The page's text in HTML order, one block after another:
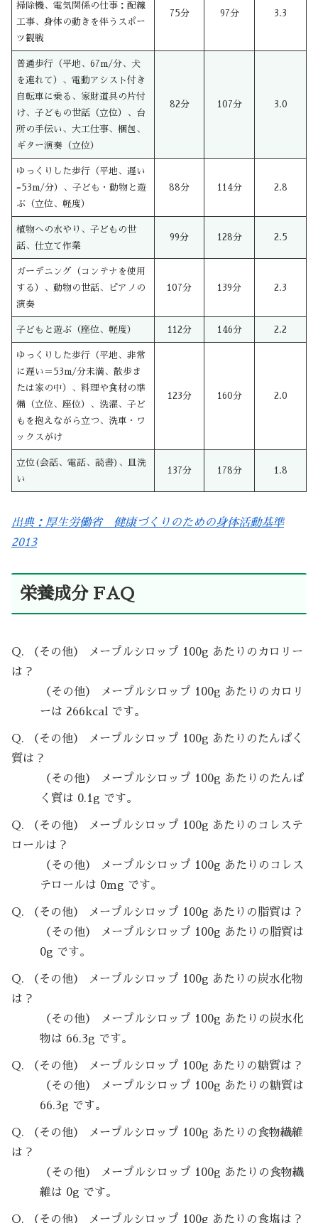
掃除機、電気関係の仕事：配線
工事、身体の動きを伴うスポー
ツ観戦
75分 97分 3.3
普通歩行（平地、67m/分、犬
を連れて）、電動アシスト付き
自転車に乗る、家財道具の片付
け、子どもの世話（立位）、台
所の手伝い、大工仕事、梱包、
ギター演奏（立位）
82分 107分 3.0
ゆっくりした歩行（平地、遅い
=53m/分）、子ども・動物と遊
ぶ（立位、軽度）
88分 114分 2.8
植物への水やり、子どもの世
話、仕立て作業
99分 128分 2.5
ガーデニング（コンテナを使用
する）、動物の世話、ピアノの
演奏
107分 139分 2.3
子どもと遊ぶ（座位、軽度） 112分 146分 2.2
ゆっくりした歩行（平地、非常
に遅い＝53m/分未満、散歩ま
たは家の中）、料理や食材の準
備（立位、座位）、洗濯、子ど
もを抱えながら立つ、洗車・ワ
ックスがけ
123分 160分 2.0
立位(会話、電話、読書)、皿洗
い
137分 178分 1.8
出典：厚生労働省 健康づくりのための身体活動基準
2013
栄養成分 FAQ
Q. （その他） メープルシロップ 100g あたりのカロリー
は？
（その他） メープルシロップ 100g あたりのカロリ
ーは 266kcal です。
Q. （その他） メープルシロップ 100g あたりのたんぱく
質は？
（その他） メープルシロップ 100g あたりのたんぱ
く質は 0.1g です。
Q. （その他） メープルシロップ 100g あたりのコレステ
ロールは？
（その他） メープルシロップ 100g あたりのコレス
テロールは 0mg です。
Q. （その他） メープルシロップ 100g あたりの脂質は？
（その他） メープルシロップ 100g あたりの脂質は
0g です。
Q. （その他） メープルシロップ 100g あたりの炭水化物
は？
（その他） メープルシロップ 100g あたりの炭水化
物は 66.3g です。
Q. （その他） メープルシロップ 100g あたりの糖質は？
（その他） メープルシロップ 100g あたりの糖質は
66.3g です。
Q. （その他） メープルシロップ 100g あたりの食物繊維
は？
（その他） メープルシロップ 100g あたりの食物繊
維は 0g です。
Q. （その他） メープルシロップ 100g あたりの食塩は？